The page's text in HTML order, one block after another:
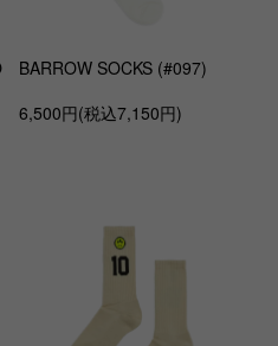
BARROW SOCKS (#097)
6,500円(税込7,150円)